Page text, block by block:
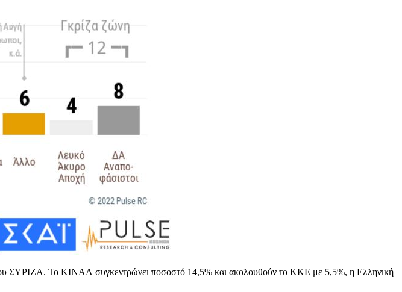
ΣΥΡΙΖΑ. Το ΚΙΝΑΛ συγκεντρώνει ποσοστό 14,5% και ακολουθούν το ΚΚΕ με 5,5%, η Ελληνική